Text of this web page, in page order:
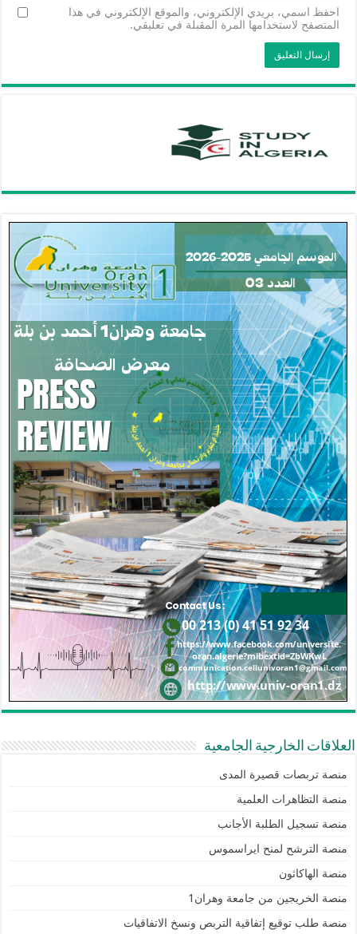
احفظ اسمي، بريدي الإلكتروني، والموقع الإلكتروني في هذا
المتصفح لاستخدامها المرة المقبلة في تعليقي.
العلاقات الخارجية الجامعية
منصة تربصات قصيرة المدى
منصة التظاهرات العلمية
منصة تسجيل الطلبة الأجانب
منصة الترشح لمنح ايراسموس
منصة الهاكاثون
منصة الخريجين من جامعة وهران1
منصة طلب توقيع إتفاقية التربص ونسخ الاتفاقيات